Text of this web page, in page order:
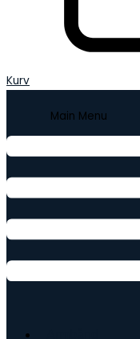
Kurv
Main Menu